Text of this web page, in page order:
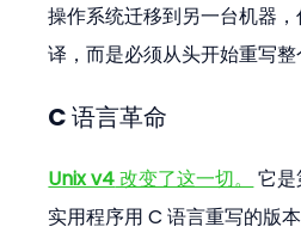
操作系统迁移到另一台机器
译，而是必须从头开始重写整
C 语言革命
Unix v4 改变了这一切。
它
实用程序用 C 语言重写的版